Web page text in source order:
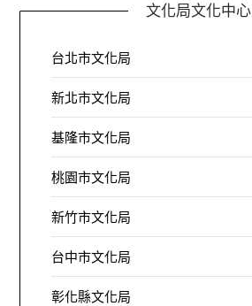
文化局文化中心
台北市文化局
新北市文化局
基隆市文化局
桃園市文化局
新竹市文化局
台中市文化局
彰化縣文化局